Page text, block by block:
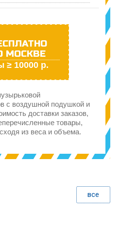
МОСКВЕ
≥ 10000 р.
с воздушной подушкой и
доставки заказов,
товары,
из веса и объема.
все